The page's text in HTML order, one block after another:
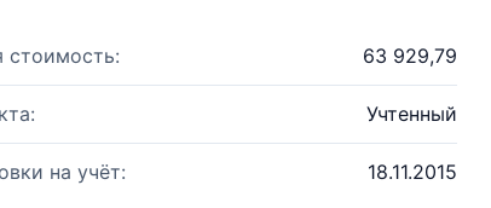
стоимость: 63 929,79
Учтенный
на учёт: 18.11.2015